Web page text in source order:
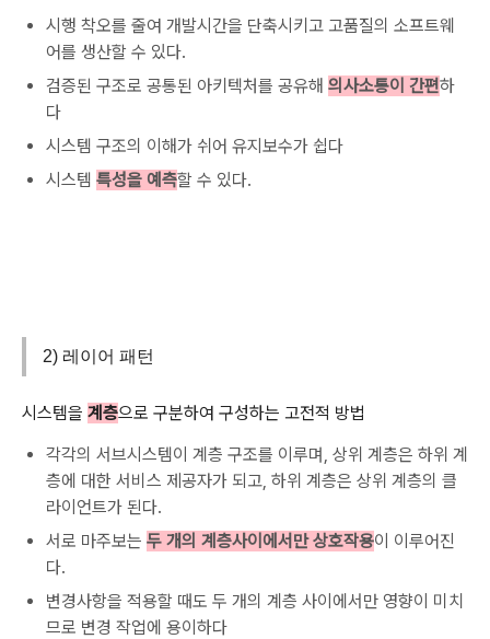
시행 착오를 줄여 개발시간을 단축시키고 고품질의 소프트웨
어를 생산할 수 있다.
검증된 구조로 공통된 아키텍처를 공유해 의사소통이 간편하
다
시스템 구조의 이해가 쉬어 유지보수가 쉽다
시스템 특성을 예측할 수 있다.
2) 레이어 패턴
시스템을 계층으로 구분하여 구성하는 고전적 방법
각각의 서브시스템이 계층 구조를 이루며, 상위 계층은 하위 계
층에 대한 서비스 제공자가 되고, 하위 계층은 상위 계층의 클
라이언트가 된다.
서로 마주보는 두 개의 계층사이에서만 상호작용이 이루어진
다.
변경사항을 적용할 때도 두 개의 계층 사이에서만 영향이 미치
므로 변경 작업에 용이하다